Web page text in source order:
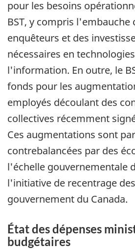
pour les besoins
BST, y compris l'embauche
enquêteurs et des
nécessaires en
l'information. En outre, le
fonds pour les
employés découlant des
collectives récemment
Ces augmentations sont
contrebalancées par des
l'échelle gouvernementale
l'initiative de recentrage
gouvernement du Canada.
État des dépenses
budgétaires